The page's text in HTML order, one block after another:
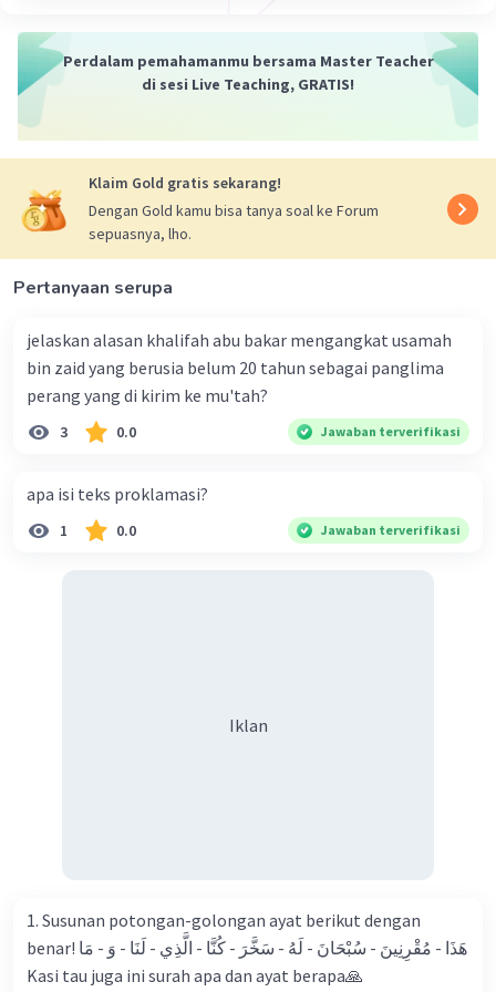
Perdalam pemahamanmu bersama Master Teacher
di sesi Live Teaching, GRATIS!
Klaim Gold gratis sekarang!
Dengan Gold kamu bisa tanya soal ke Forum
sepuasnya, lho.
Pertanyaan serupa
jelaskan alasan khalifah abu bakar mengangkat usamah
bin zaid yang berusia belum 20 tahun sebagai panglima
perang yang di kirim ke mu'tah?
3 0.0 Jawaban terverifikasi
apa isi teks proklamasi?
1 0.0 Jawaban terverifikasi
Iklan
1. Susunan potongan-golongan ayat berikut dengan
benar! هَذَا - مُقْرِنِينَ - سُبْحَانَ - لَهُ - سَخَّرَ - كُنَّا - الَّذِي - لَنَا - وَ - مَا
Kasi tau juga ini surah apa dan ayat berapa🙏